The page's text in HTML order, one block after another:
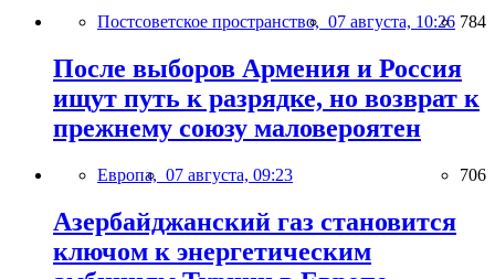
Постсоветское пространство, 07 августа, 10:26 784
После выборов Армения и Россия
ищут путь к разрядке, но возврат к
прежнему союзу маловероятен
Европа, 07 августа, 09:23 706
Азербайджанский газ становится
ключом к энергетическим